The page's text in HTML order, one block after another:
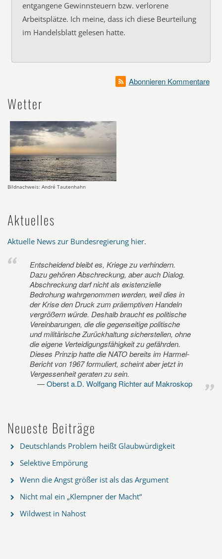
entgangene Gewinnsteuern bzw. verlorene
Arbeitsplätze. Ich meine, dass ich diese Beurteilung
im Handelsblatt gelesen hatte.
Abonnieren Kommentare
Wetter
Bildnachweis: André Tautenhahn
Aktuelles
Aktuelle News zur Bundesregierung hier.
Entscheidend bleibt es, Kriege zu verhindern.
Dazu gehören Abschreckung, aber auch Dialog.
Abschreckung darf nicht als existenzielle
Bedrohung wahrgenommen werden, weil dies in
der Krise den Druck zum präemptiven Handeln
vergrößern würde. Deshalb braucht es politische
Vereinbarungen, die die gegenseitige politische
und militärische Zurückhaltung sicherstellen, ohne
die eigene Verteidigungsfähigkeit zu gefährden.
Dieses Prinzip hatte die NATO bereits im Harmel-
Bericht von 1967 formuliert, scheint aber jetzt in
Vergessenheit geraten zu sein.
Oberst a.D. Wolfgang Richter auf Makroskop
Neueste Beiträge
Deutschlands Problem heißt Glaubwürdigkeit
Selektive Empörung
Wenn die Angst größer ist als das Argument
Nicht mal ein „Klempner der Macht“
Wildwest in Nahost